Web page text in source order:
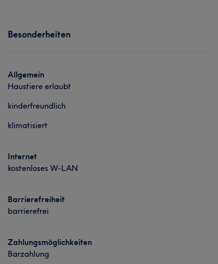
Besonderheiten
Allgemein
Haustiere erlaubt
kinderfreundlich
klimatisiert
Internet
kostenloses W-LAN
Barrierefreiheit
barrierefrei
Zahlungsmöglichkeiten
Barzahlung